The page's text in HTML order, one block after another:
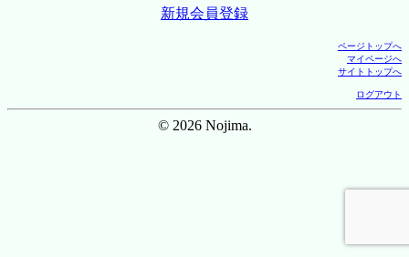
新規会員登録
ページトップへ
マイページへ
サイトトップへ
ログアウト
© 2026 Nojima.